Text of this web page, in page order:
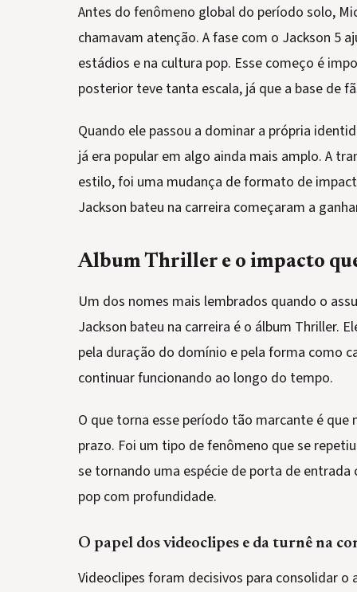
Antes do fenômeno global do período solo,
chamavam atenção. A fase com o Jackson 5
estádios e na cultura pop. Esse começo é
posterior teve tanta escala, já que a base de
Quando ele passou a dominar a própria
já era popular em algo ainda mais amplo. A
estilo, foi uma mudança de formato de
Jackson bateu na carreira começaram a
Album Thriller e o impacto
Um dos nomes mais lembrados quando o
Jackson bateu na carreira é o álbum Thriller.
pela duração do domínio e pela forma como
continuar funcionando ao longo do tempo.
O que torna esse período tão marcante é
prazo. Foi um tipo de fenômeno que se
se tornando uma espécie de porta de
pop com profundidade.
O papel dos videoclipes e da turnê na
Videoclipes foram decisivos para consolidar